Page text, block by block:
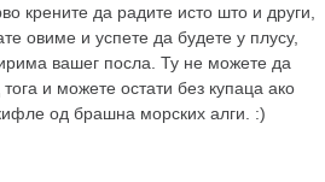
крените да радите исто што и други,
овиме и успете да будете у плусу,
вашег посла. Ту не можете да
и можете остати без купаца ако
од брашна морских алги. :)